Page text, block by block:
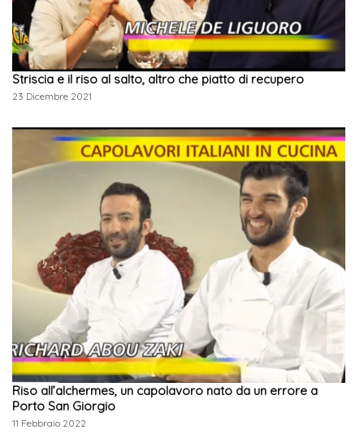
Striscia e il riso al salto, altro che piatto di recupero
23 Dicembre 2021
Riso all’alchermes, un capolavoro nato da un errore a
Porto San Giorgio
11 Febbraio 2022